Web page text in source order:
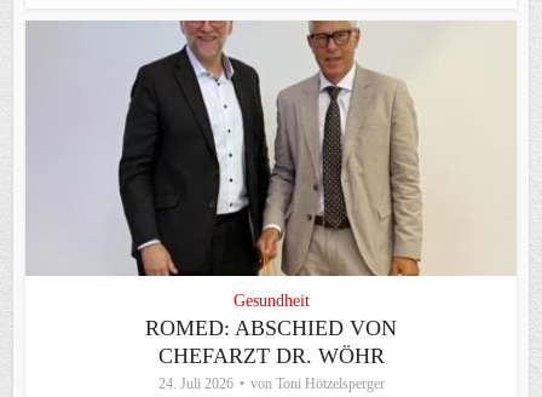
Gesundheit
ROMED: ABSCHIED VON
CHEFARZT DR. WÖHR
24. Juli 2026 von Toni Hötzelsperger